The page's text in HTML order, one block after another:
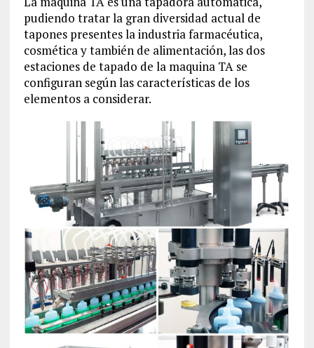
pudiendo tratar la gran diversidad actual de
tapones presentes la industria farmacéutica,
cosmética y también de alimentación, las dos
estaciones de tapado de la maquina TA se
configuran según las características de los
elementos a considerar.